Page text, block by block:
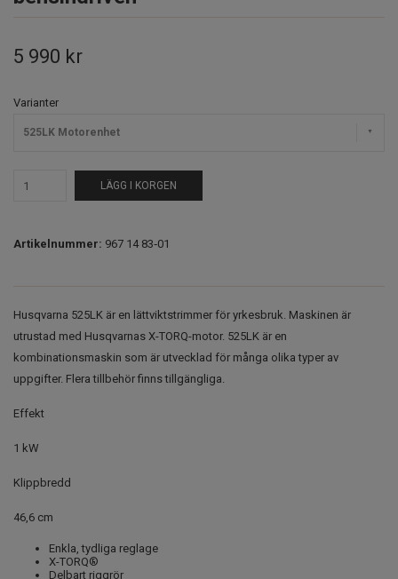
5 990 kr
Varianter
525LK Motorenhet
LÄGG I KORGEN
Artikelnummer: 967 14 83‑01
Husqvarna 525LK är en lättviktstrimmer för yrkesbruk. Maskinen är
utrustad med Husqvarnas X-TORQ-motor. 525LK är en
kombinationsmaskin som är utvecklad för många olika typer av
uppgifter. Flera tillbehör finns tillgängliga.
Effekt
1 kW
Klippbredd
46,6 cm
Enkla, tydliga reglage
X-TORQ®
Delbart riggrör